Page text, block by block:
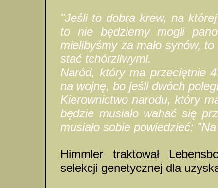
"Jeśli to dobra krew, na
to nie będziemy mogli
mielibyśmy za mało synów,
stać tchórzliwymi.
Naród, który ma przeciętnie
na wojnę, bo jeśli dwóch
Kierownictwo narodu, który
będzie musiało wahać się
musiało sobie powiedzieć:
Himmler traktował
selekcji genetycznej dla